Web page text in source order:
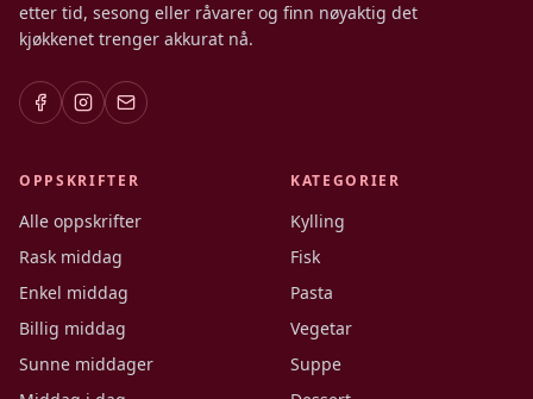
etter tid, sesong eller råvarer og finn nøyaktig det
kjøkkenet trenger akkurat nå.
OPPSKRIFTER
Alle oppskrifter
Rask middag
Enkel middag
Billig middag
Sunne middager
KATEGORIER
Kylling
Fisk
Pasta
Vegetar
Suppe